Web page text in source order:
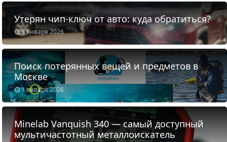
6 января 2026
Утерян чип-ключ от авто: куда обратиться?
1 января 2026
Поиск потерянных вещей и предметов в
Москве
Minelab Vanquish 340 — самый доступный
мультичастотный металлоискатель